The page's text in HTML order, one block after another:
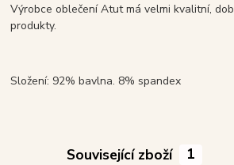
Výrobce oblečení Atut má velmi kvalitní,
produkty.
Složení: 92% bavlna. 8% spandex
Související zboží 1